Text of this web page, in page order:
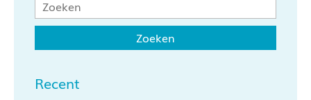
Recent